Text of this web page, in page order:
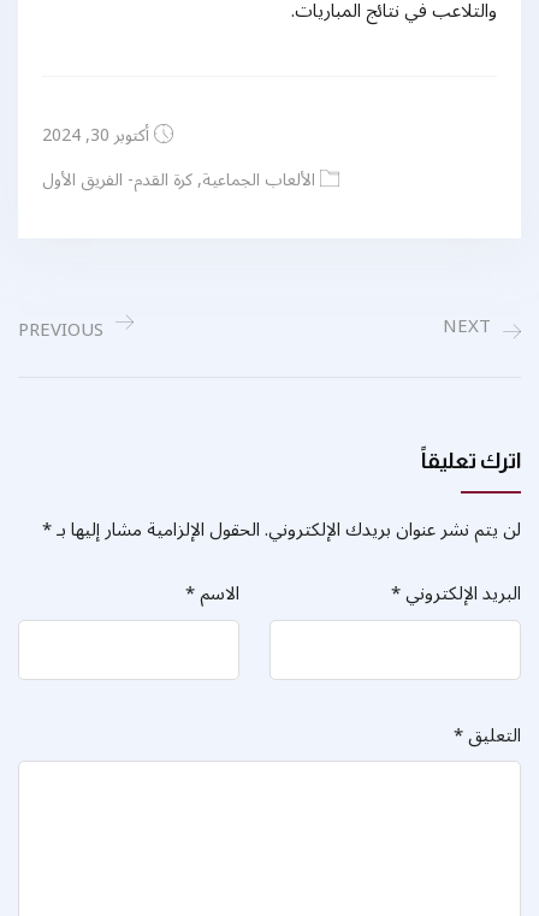
والتلاعب في نتائج المباريات.
أكتوبر 30, 2024
الألعاب الجماعية,كرة القدم- الفريق الأول
PREVIOUS NEXT
اترك تعليقاً
لن يتم نشر عنوان بريدك الإلكتروني.الحقول الإلزامية مشار إليها بـ*
الاسم* البريد الإلكتروني*
التعليق*